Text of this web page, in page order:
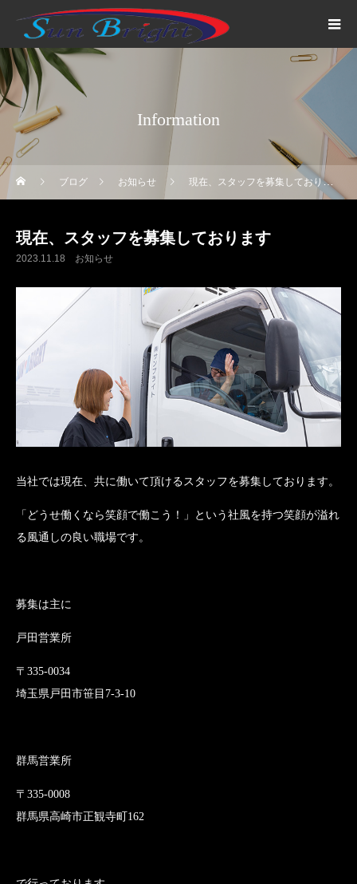
Information
ブログ お知らせ 現在、スタッフを募集しております
現在、スタッフを募集しております
2023.11.18 お知らせ
当社では現在、共に働いて頂けるスタッフを募集しております。
「どうせ働くなら笑顔で働こう！」という社風を持つ笑顔が溢れ
る風通しの良い職場です。
募集は主に
戸田営業所
〒335-0034
埼玉県戸田市笹目7-3-10
群馬営業所
〒335-0008
群馬県高崎市正観寺町162